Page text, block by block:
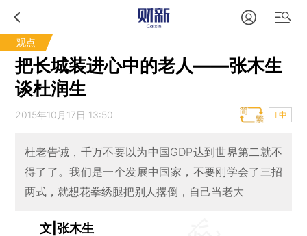
观点
把长城装进心中的老人——张木生
谈杜润生
2015年10月17日 13:50 T中
杜老告诫，千万不要以为中国GDP达到世界第二就不
得了了。我们是一个发展中国家，不要刚学会了三招
两式，就想花拳绣腿把别人撂倒，自己当老大
文|张木生